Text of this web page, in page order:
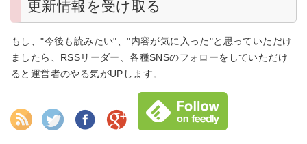
更新情報を受け取る
もし、"今後も読みたい"、"内容が気に入った"と思っていただけ
ましたら、RSSリーダー、各種SNSのフォローをしていただけ
ると運営者のやる気がUPします。